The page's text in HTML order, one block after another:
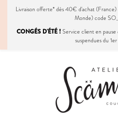
Livraison offerte* dès 40€ d'achat
Monde) code
CONGÉS D'ÉTÉ !Service client en
suspendues du